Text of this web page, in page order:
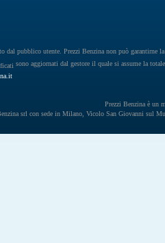
dal pubblico utente. Prezzi Benzina non può garantirne
sono aggiornati dal gestore il quale si assume la
Prezzi Benzina è un
srl con sede in Milano, Vicolo San Giovanni sul